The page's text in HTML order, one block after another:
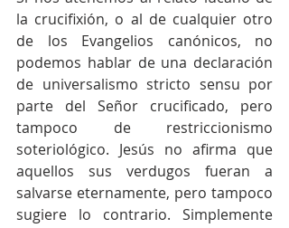
la crucifixión, o al de cualquier otro
de los Evangelios canónicos, no
podemos hablar de una declaración
de universalismo stricto sensu por
parte del Señor crucificado, pero
tampoco de restriccionismo
soteriológico. Jesús no afirma que
aquellos sus verdugos fueran a
salvarse eternamente, pero tampoco
sugiere lo contrario. Simplemente